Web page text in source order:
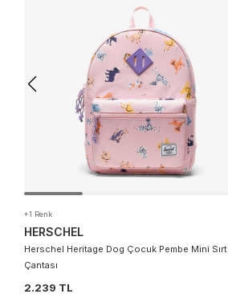
+1 Renk
HERSCHEL
Herschel Heritage Dog Çocuk Pembe Mini Sırt
Çantası
2.239 TL